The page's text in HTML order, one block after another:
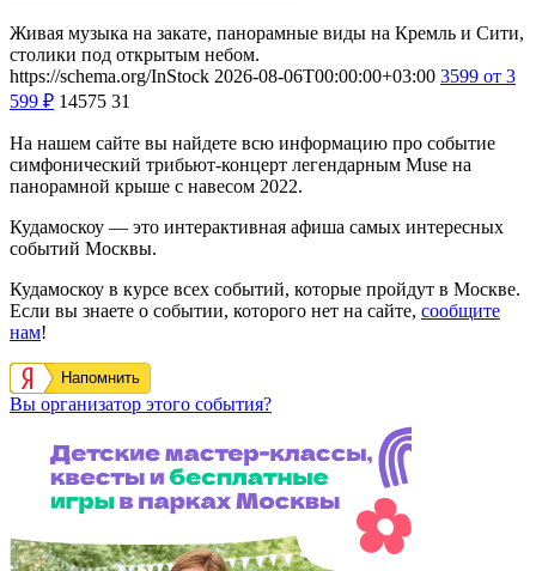
Живая музыка на закате, панорамные виды на Кремль и Сити,
столики под открытым небом.
https://schema.org/InStock 2026-08-06T00:00:00+03:00 3599 от 3
599 ₽ 14575 31
На нашем сайте вы найдете всю информацию про событие
симфонический трибьют-концерт легендарным Muse на
панорамной крыше с навесом 2022.
Кудамоскоу — это интерактивная афиша самых интересных
событий Москвы.
Кудамоскоу в курсе всех событий, которые пройдут в Москве.
Если вы знаете о событии, которого нет на сайте, сообщите
нам!
Напомнить
Вы организатор этого события?